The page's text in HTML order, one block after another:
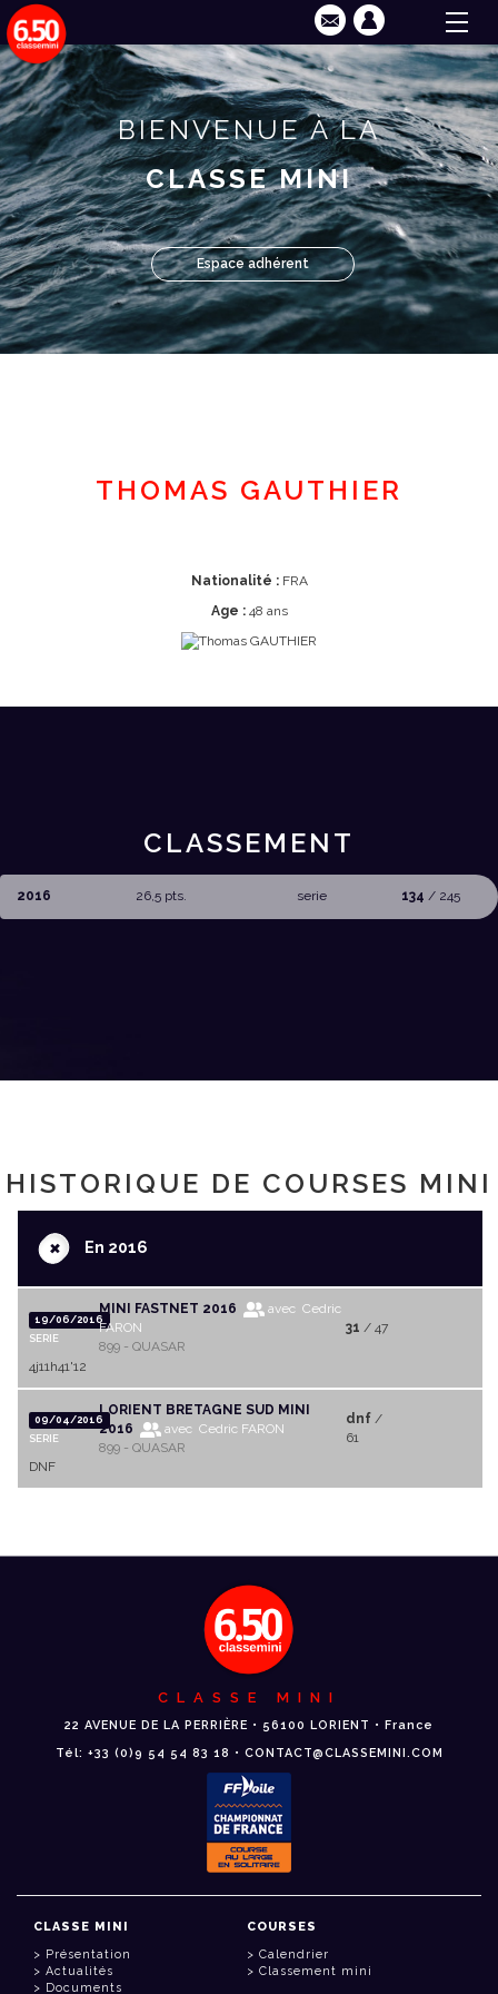
BIENVENUE À LA
CLASSE MINI
Espace adhérent
THOMAS GAUTHIER
Nationalité :FRA
Age :48 ans
CLASSEMENT
2016 26,5 pts. serie 134 / 245
HISTORIQUE DE COURSES MINI
+En 2016
19/06/2016
SERIE
MINI FASTNET 2016
avec Cedric
FARON
899 - QUASAR
31 / 47
4j11h41'12
09/04/2016
SERIE
LORIENT BRETAGNE SUD MINI
2016
avec Cedric FARON
899 - QUASAR
dnf/
61
DNF
CLASSE MINI
22 AVENUE DE LA PERRIÈRE • 56100 LORIENT • France
Tél: +33 (0)9 54 54 83 18 • CONTACT@CLASSEMINI.COM
CLASSE MINI
Présentation
Actualités
Documents
COURSES
Calendrier
Classement mini